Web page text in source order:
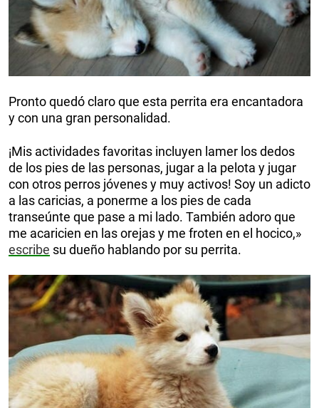
Pronto quedó claro que esta perrita era encantadora
y con una gran personalidad.
¡Mis actividades favoritas incluyen lamer los dedos
de los pies de las personas, jugar a la pelota y jugar
con otros perros jóvenes y muy activos! Soy un adicto
a las caricias, a ponerme a los pies de cada
transeúnte que pase a mi lado. También adoro que
me acaricien en las orejas y me froten en el hocico,»
escribe su dueño hablando por su perrita.